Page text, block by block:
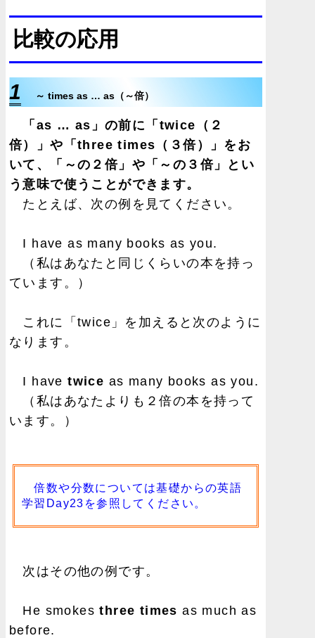
比較の応用
1 ～ times as … as（～倍）
「as … as」の前に「twice（２
倍）」や「three times（３倍）」をお
いて、「～の２倍」や「～の３倍」とい
う意味で使うことができます。
たとえば、次の例を見てください。
I have as many books as you.
（私はあなたと同じくらいの本を持っ
ています。）
これに「twice」を加えると次のように
なります。
I havetwice as many books as you.
（私はあなたよりも２倍の本を持って
います。）
倍数や分数については基礎からの英語
学習Day23 を参照してください。
次はその他の例です。
He smokesthree times as much as
before.